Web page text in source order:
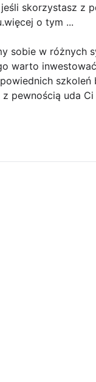
skorzystasz z
o tym ...
sobie w różnych
warto
szkoleń
pewnością uda